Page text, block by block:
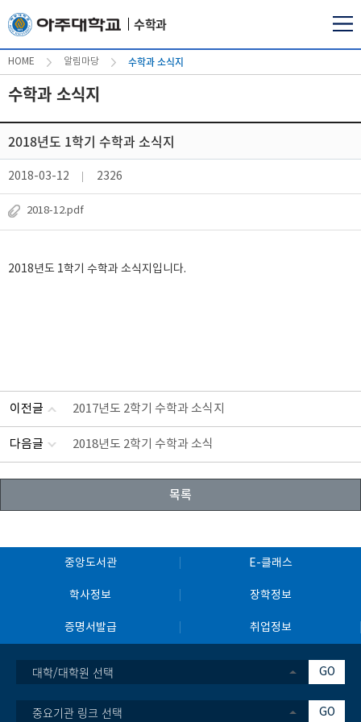
수학과
HOME 알림마당 수학과 소식지
수학과 소식지
2018년도 1학기 수학과 소식지
2018-03-12 2326
2018-12.pdf
2018년도 1학기 수학과 소식지입니다.
이전글 2017년도 2학기 수학과 소식지
다음글 2018년도 2학기 수학과 소식
목록
중앙도서관 E-클래스
학사정보 장학정보
증명서발급 취업정보
대학/대학원 선택 GO
중요기관 링크 선택 GO